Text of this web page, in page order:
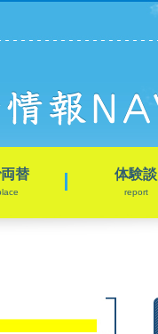
替 体験談
report